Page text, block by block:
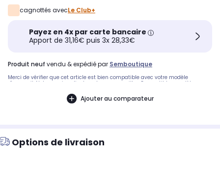
cagnottés avecLe Club+
Payez en 4x par carte bancaire
Apport de 31,16€ puis 3x 28,33€
produit neuf vendu & expédié par Semboutique
Merci de vérifier que cet article est bien compatible avec votre modèle
d'appareil. Notre service client peut vous conseiller. Compatibles modèles
avec les modèles suivants : DYSON: SV06, DC62, DC58, V6 FLUFFY, DC59 ANIMAL,
DC62 ANIMAL PRO EURO - 6495201 FM4EU, DC62 EXTRA EU - 21621301 PW8EU,
Ajouter au comparateur
Options de livraison